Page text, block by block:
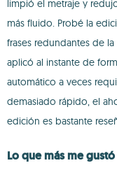
limpió el metraje y
más fluido. Probé la
frases redundantes de
aplicó al instante de
automático a veces
demasiado rápido, el
edición es bastante
Lo que más me